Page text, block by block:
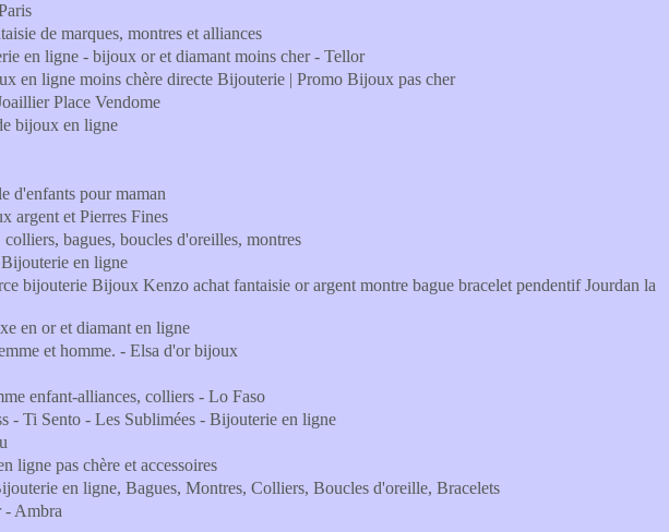
de marques, montres et alliances
en ligne - bijoux or et diamant moins cher - Tellor
en ligne moins chère directe Bijouterie | Promo Bijoux pas cher
Place Vendome
bijoux en ligne
d'enfants pour maman
argent et Pierres Fines
bagues, boucles d'oreilles, montres
en ligne
bijouterie Bijoux Kenzo achat fantaisie or argent montre bague bracelet pendentif Jourdan la
en or et diamant en ligne
et homme. - Elsa d'or bijoux
enfant-alliances, colliers - Lo Faso
- Ti Sento - Les Sublimées - Bijouterie en ligne
ligne pas chère et accessoires
en ligne, Bagues, Montres, Colliers, Boucles d'oreille, Bracelets
- Ambra